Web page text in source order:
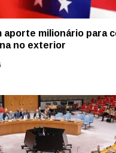
aporte milionário para
no exterior